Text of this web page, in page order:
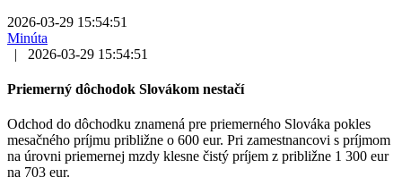
2026-03-29 15:54:51
Minúta
|
2026-03-29 15:54:51
Priemerný dôchodok Slovákom nestačí
Odchod do dôchodku znamená pre priemerného Slováka pokles
mesačného príjmu približne o 600 eur. Pri zamestnancovi s príjmom
na úrovni priemernej mzdy klesne čistý príjem z približne 1 300 eur
na 703 eur.